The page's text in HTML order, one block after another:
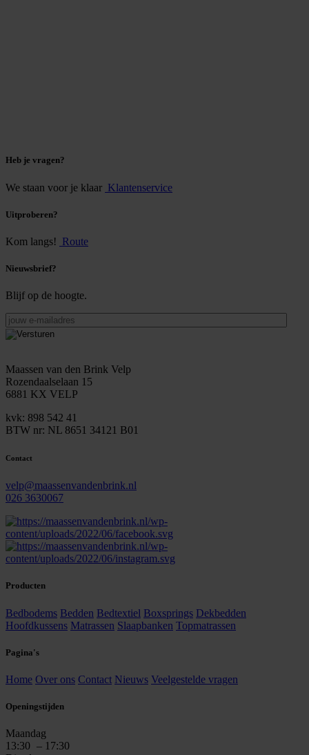
Heb je vragen?
We staan voor je klaar Klantenservice
Uitproberen?
Kom langs! Route
Nieuwsbrief?
Blijf op de hoogte.
jouw
e-
mailadres
Maassen van den Brink Velp
Rozendaalselaan 15
6881 KX VELP
kvk: 898 542 41
BTW nr: NL 8651 34121 B01
Contact
velp@maassenvandenbrink.nl
026 3630067
Producten
Bedbodems Bedden Bedtextiel Boxsprings Dekbedden
Hoofdkussens Matrassen Slaapbanken Topmatrassen
Pagina's
Home Over ons Contact Nieuws Veelgestelde vragen
Openingstijden
Maandag
13:30 – 17:30